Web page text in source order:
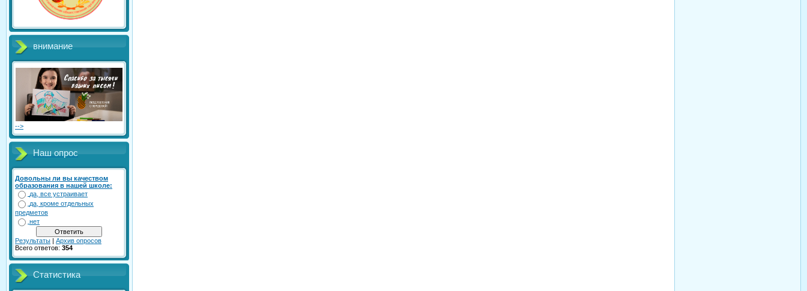
внимание
-->
Наш опрос
Довольны ли вы качеством
образования в нашей школе:
да, все устраивает
да, кроме отдельных
предметов
нет
Результаты | Архив опросов
Всего ответов: 354
Статистика